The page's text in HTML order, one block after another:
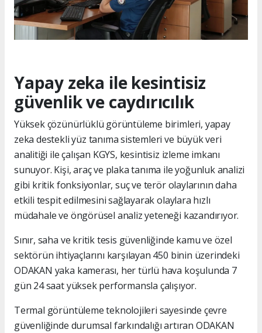
Yapay zeka ile kesintisiz
güvenlik ve caydırıcılık
Yüksek çözünürlüklü görüntüleme birimleri, yapay
zeka destekli yüz tanıma sistemleri ve büyük veri
analitiği ile çalışan KGYS, kesintisiz izleme imkanı
sunuyor. Kişi, araç ve plaka tanıma ile yoğunluk analizi
gibi kritik fonksiyonlar, suç ve terör olaylarının daha
etkili tespit edilmesini sağlayarak olaylara hızlı
müdahale ve öngörüsel analiz yeteneği kazandırıyor.
Sınır, saha ve kritik tesis güvenliğinde kamu ve özel
sektörün ihtiyaçlarını karşılayan 450 binin üzerindeki
ODAKAN yaka kamerası, her türlü hava koşulunda 7
gün 24 saat yüksek performansla çalışıyor.
Termal görüntüleme teknolojileri sayesinde çevre
güvenliğinde durumsal farkındalığı artıran ODAKAN